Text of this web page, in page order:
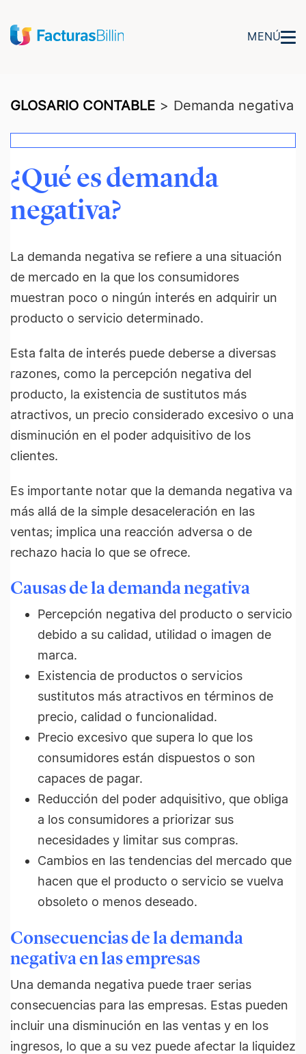
MENÚ
GLOSARIO CONTABLE > Demanda negativa
¿Qué es demanda
negativa?
La demanda negativa se refiere a una situación
de mercado en la que los consumidores
muestran poco o ningún interés en adquirir un
producto o servicio determinado.
Esta falta de interés puede deberse a diversas
razones, como la percepción negativa del
producto, la existencia de sustitutos más
atractivos, un precio considerado excesivo o una
disminución en el poder adquisitivo de los
clientes.
Es importante notar que la demanda negativa va
más allá de la simple desaceleración en las
ventas; implica una reacción adversa o de
rechazo hacia lo que se ofrece.
Causas de la demanda negativa
Percepción negativa del producto o servicio
debido a su calidad, utilidad o imagen de
marca.
Existencia de productos o servicios
sustitutos más atractivos en términos de
precio, calidad o funcionalidad.
Precio excesivo que supera lo que los
consumidores están dispuestos o son
capaces de pagar.
Reducción del poder adquisitivo, que obliga
a los consumidores a priorizar sus
necesidades y limitar sus compras.
Cambios en las tendencias del mercado que
hacen que el producto o servicio se vuelva
obsoleto o menos deseado.
Consecuencias de la demanda
negativa en las empresas
Una demanda negativa puede traer serias
consecuencias para las empresas. Estas pueden
incluir una disminución en las ventas y en los
ingresos, lo que a su vez puede afectar la liquidez